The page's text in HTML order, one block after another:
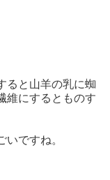
ると山羊の乳に蜘
維にするとものす
ですね。